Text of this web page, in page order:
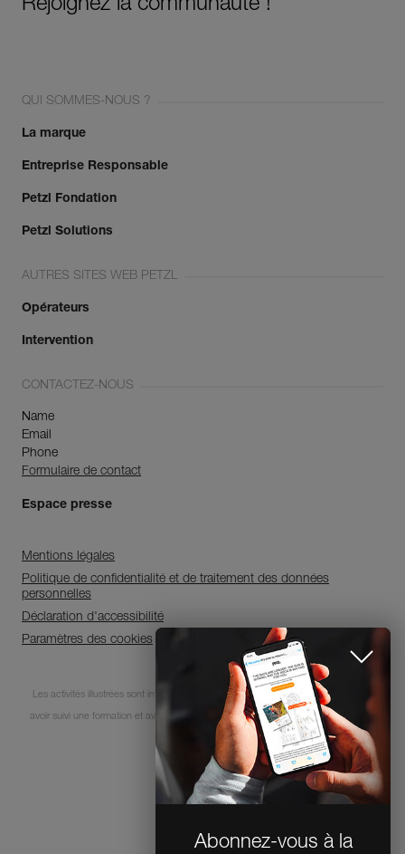
Abonnez-vous à la
newsletter
et restez connecté à notre
actualité !
FERMER
Rejoignez la communauté !
QUI SOMMES-NOUS ?
La marque
Entreprise Responsable
Petzl Fondation
Petzl Solutions
AUTRES SITES WEB PETZL
Opérateurs
Intervention
CONTACTEZ-NOUS
Name
Email
Phone
Formulaire de contact
Espace presse
Mentions légales
Politique de confidentialité et de traitement des données
personnelles
Déclaration d'accessibilité
Paramètres des cookies
Les activités illustrées sont intrinsèquement dangereuses. Chaque utilisateur doit
avoir suivi une formation et avoir des compétences pour l’usage des équipements
lors de ces activités.
© 1995-2026 Petzl